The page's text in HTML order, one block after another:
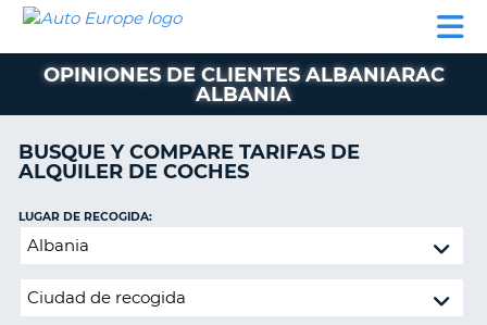
ALQUILER
COCHES
ALQUILER DE
AUTOCARAVANAS
AUTO
EUROPE
ALQUILER
COCHES
AUTOCARAVANAS
COLABORADORES
AYUDA
MI
OPINIONES DE CLIENTES ALBANIARAC
ALBANIA
BUSQUE Y COMPARE TARIFAS DE
ALQUILER DE COCHES
Devolución
una
LUGAR DE RECOGIDA: